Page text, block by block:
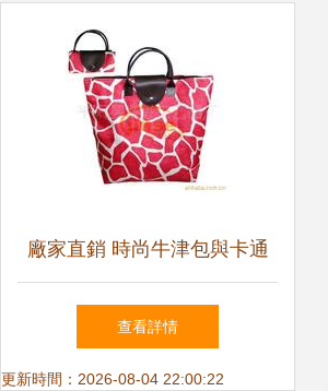
廠家直銷 時尚牛津包與卡通
女包的潮流之選
查看詳情
更新時間：2026-08-04 22:00:22